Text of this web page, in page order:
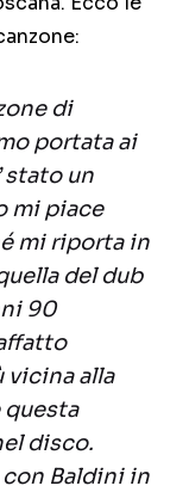
di
portata ai
stato un
mi piace
mi riporta in
del dub
90
vicina alla
questa
disco.
Baldini in